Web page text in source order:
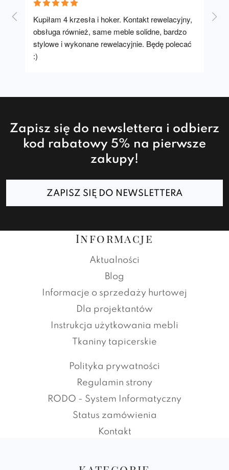
Kupiłam 4 krzesła i hoker. Kontakt rewelacyjny,
obsługa również, same meble solidne, bardzo
stylowe i wykonane rewelacyjnie. Będę polecać
:)
A
Zapisz się do newslettera i odbierz
kod rabatowy 5% na pierwsze
zakupy!
ZAPISZ SIĘ DO NEWSLETTERA
Informacje
Aktualności
Blog
Informacje o sprzedaży hurtowej
Dla projektantów
Instrukcja użytkowania mebli
Tkaniny tapicerskie
Polityka prywatności
Regulamin strony
RODO - System Informatyczny
Status zamówienia
Kontakt